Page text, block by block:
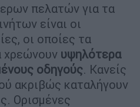
πελατών για τα
είναι οι
οι οποίες τα
χρεώνουν υψηλότερα
οδηγούς. Κανείς
ακριβώς καταλήγουν
Ορισμένες